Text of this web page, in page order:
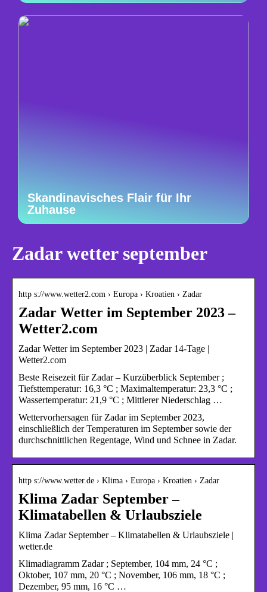
Skandinavisches Flair für Ihr
Zuhause
Zadar wetter september
http s://www.wetter2.com › Europa › Kroatien › Zadar
Zadar Wetter im September 2023 –
Wetter2.com
Zadar Wetter im September 2023 | Zadar 14-Tage |
Wetter2.com
Beste Reisezeit für Zadar – Kurzüberblick September ;
Tiefsttemperatur: 16,3 °C ; Maximaltemperatur: 23,3 °C ;
Wassertemperatur: 21,9 °C ; Mittlerer Niederschlag …
Wettervorhersagen für Zadar im September 2023,
einschließlich der Temperaturen im September sowie der
durchschnittlichen Regentage, Wind und Schnee in Zadar.
http s://www.wetter.de › Klima › Europa › Kroatien › Zadar
Klima Zadar September –
Klimatabellen & Urlaubsziele
Klima Zadar September – Klimatabellen & Urlaubsziele |
wetter.de
Klimadiagramm Zadar ; September, 104 mm, 24 °C ;
Oktober, 107 mm, 20 °C ; November, 106 mm, 18 °C ;
Dezember, 95 mm, 16 °C …